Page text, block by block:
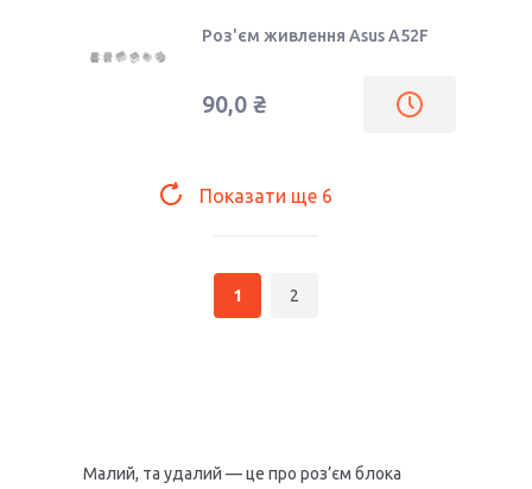
Роз'єм живлення Asus A52F
90,0 ₴
Показати ще 6
1 2
Малий, та удалий — це про роз’єм блока